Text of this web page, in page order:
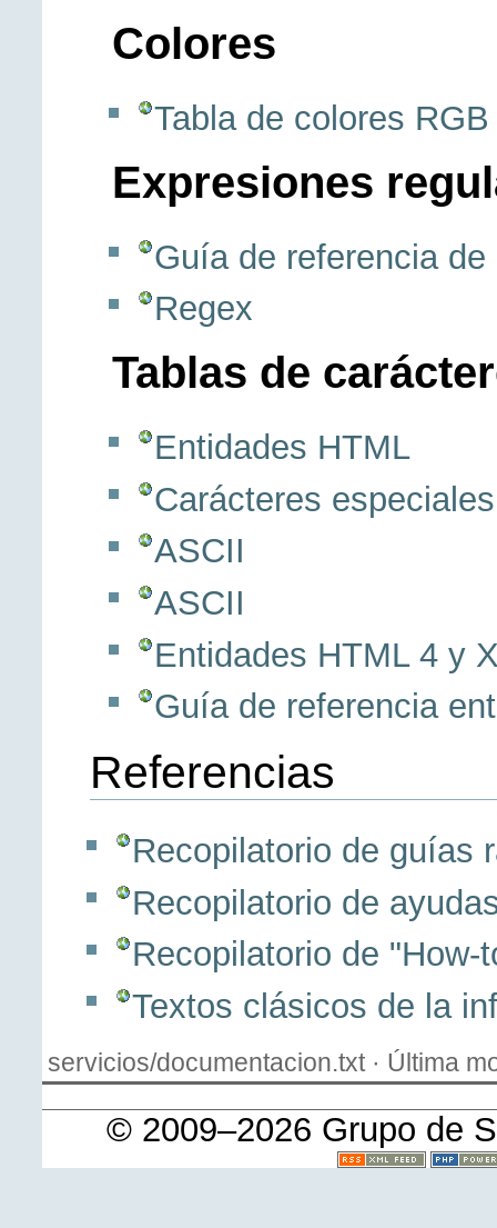
Colores
Tabla de colores RGB
Expresiones
Guía de referencia
Regex
Tablas de
Entidades HTML
Carácteres especiales
ASCII
ASCII
Entidades HTML 4 y
Guía de referencia
Referencias
Recopilatorio de guías
Recopilatorio de
Recopilatorio de "How-
Textos clásicos de la
servicios/documentacion.txt · Última
© 2009–2026 Grupo de